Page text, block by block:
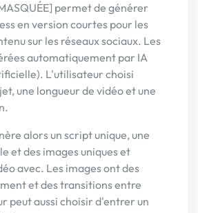
permet de générer
en version courtes pour les
sur les réseaux sociaux. Les
automatiquement par IA
L'utilisateur choisi
une longueur de vidéo et une
alors un script unique, une
et des images uniques et
avec. Les images ont des
et des transitions entre
peut aussi choisir d'entrer un